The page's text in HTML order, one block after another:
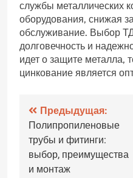
службы металлических
оборудования, снижая
обслуживание. Выбор
долговечность и
идет о защите металла,
цинкование является
Навигация
по
записям
Предыдущая:
Полипропиленовые
трубы и фитинги:
выбор, преимущества
и монтаж